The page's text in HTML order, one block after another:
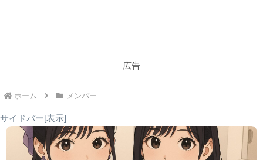
広告
ホーム メンバー
サイドバー[表示]